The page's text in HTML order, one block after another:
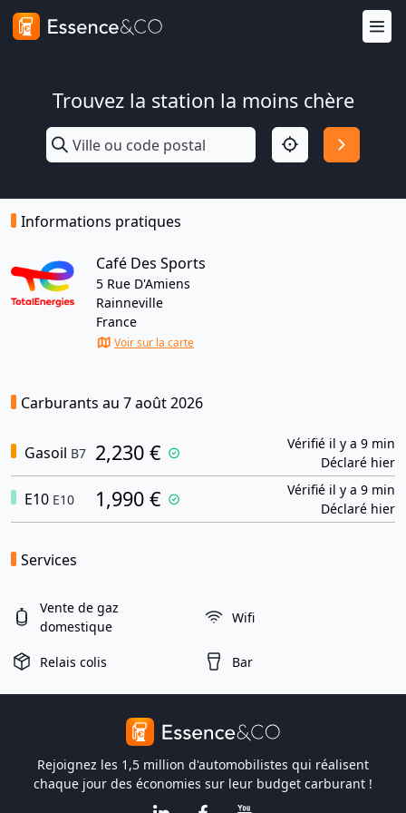
Trouvez la station la moins chère
Informations pratiques
Café Des Sports
5 Rue D'Amiens
Rainneville
France
Voir sur la carte
Carburants au 7 août 2026
Gasoil B7 2,230 €
Vérifié il y a 9 min
Déclaré hier
E10 E10 1,990 €
Vérifié il y a 9 min
Déclaré hier
Services
Vente de gaz
domestique
Wifi
Relais colis Bar
Rejoignez les 1,5 million d'automobilistes qui réalisent
chaque jour des économies sur leur budget carburant !